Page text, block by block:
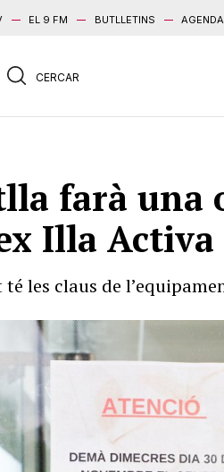
EL 9 FM BUTLLETINS AGENDA
farà
Illa Activa
té les claus de